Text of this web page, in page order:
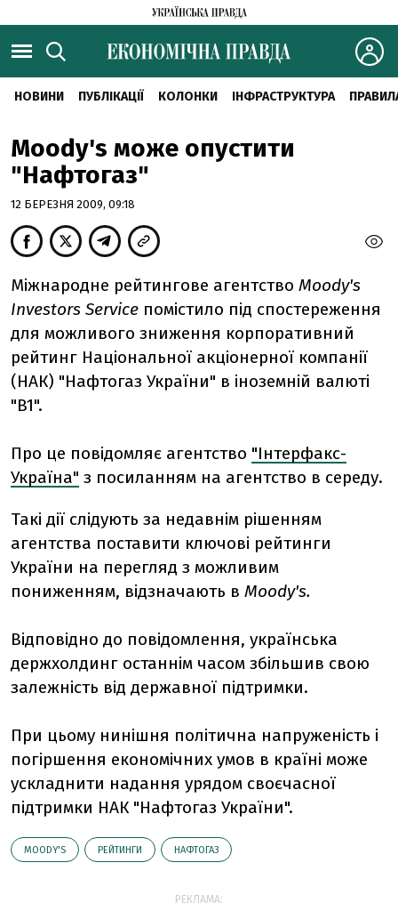
НОВИНИ ПУБЛІКАЦІЇ КОЛОНКИ ІНФРАСТРУКТУРА
Moody's може опустити
"Нафтогаз"
12 БЕРЕЗНЯ 2009, 09:18
Міжнародне рейтингове агентство Moody's
Investors Service помістило під спостереження
для можливого зниження корпоративний
рейтинг Національної акціонерної компанії
(НАК) "Нафтогаз України" в іноземній валюті
"B1".
Про це повідомляє агентство "Інтерфакс-
Україна" з посиланням на агентство в середу.
Такі дії слідують за недавнім рішенням
агентства поставити ключові рейтинги
України на перегляд з можливим
пониженням, відзначають в Moody's.
Відповідно до повідомлення, українська
держхолдинг останнім часом збільшив свою
залежність від державної підтримки.
При цьому нинішня політична напруженість і
погіршення економічних умов в країні може
ускладнити надання урядом своєчасної
підтримки НАК "Нафтогаз України".
MOODY'S РЕЙТИНГИ НАФТОГАЗ
РЕКЛАМА: